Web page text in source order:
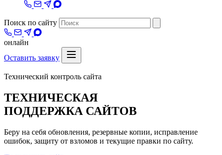
Поиск по сайту
онлайн
Оставить заявку
Технический контроль сайта
ТЕХНИЧЕСКАЯ
ПОДДЕРЖКА САЙТОВ
Беру на себя обновления, резервные копии, исправление
ошибок, защиту от взломов и текущие правки по сайту.